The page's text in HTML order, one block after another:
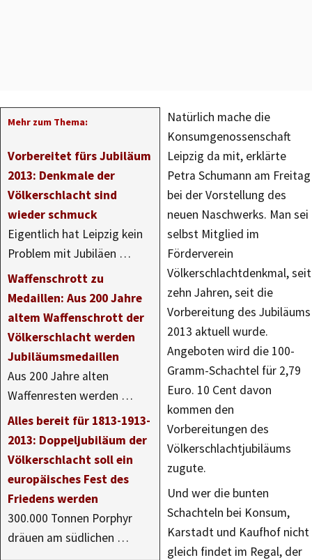
Mehr zum Thema:
Vorbereitet fürs Jubiläum
2013: Denkmale der
Völkerschlacht sind
wieder schmuck
Eigentlich hat Leipzig kein
Problem mit Jubiläen …
Waffenschrott zu
Medaillen: Aus 200 Jahre
altem Waffenschrott der
Völkerschlacht werden
Jubiläumsmedaillen
Aus 200 Jahre alten
Waffenresten werden …
Alles bereit für 1813-1913-
2013: Doppeljubiläum der
Völkerschlacht soll ein
europäisches Fest des
Friedens werden
300.000 Tonnen Porphyr
dräuen am südlichen …
Natürlich mache die
Konsumgenossenschaft
Leipzig da mit, erklärte
Petra Schumann am Freitag
bei der Vorstellung des
neuen Naschwerks. Man sei
selbst Mitglied im
Förderverein
Völkerschlachtdenkmal, seit
zehn Jahren, seit die
Vorbereitung des Jubiläums
2013 aktuell wurde.
Angeboten wird die 100-
Gramm-Schachtel für 2,79
Euro. 10 Cent davon
kommen den
Vorbereitungen des
Völkerschlachtjubiläums
zugute.
Und wer die bunten
Schachteln bei Konsum,
Karstadt und Kaufhof nicht
gleich findet im Regal, der